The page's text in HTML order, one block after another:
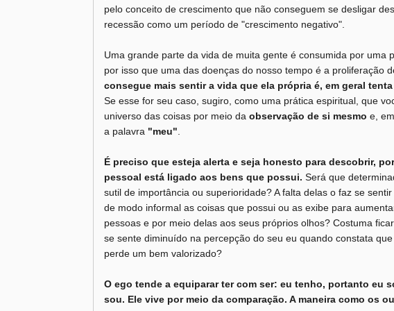
pelo conceito de crescimento que não conseguem se desligar
recessão como um período de "crescimento negativo".
Uma grande parte da vida de muita gente é consumida por uma
por isso que uma das doenças do nosso tempo é a proliferação
consegue mais sentir a vida que ela própria é, em geral
Se esse for seu caso, sugiro, como uma prática espiritual, que
universo das coisas por meio da observação de si mesmo e,
a palavra "meu"
É preciso que esteja alerta e seja honesto para descobrir,
pessoal está ligado aos bens que possui. Será que
sutil de importância ou superioridade? A falta delas o faz se
de modo informal as coisas que possui ou as exibe para
pessoas e por meio delas aos seus próprios olhos? Costuma
se sente diminuído na percepção do seu eu quando constata
perde um bem valorizado?
O ego tende a equiparar ter com ser: eu tenho, portanto eu
sou. Ele vive por meio da comparação. A maneira como os